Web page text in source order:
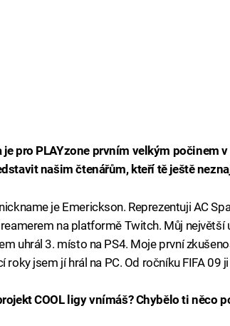
je pro PLAYzone prvním velkým počinem
našim čtenářům, kteří tě ještě
je Emerickson. Reprezentuji AC
na platformě Twitch. Můj největší
uhrál 3. místo na PS4. Moje první
roky jsem jí hrál na PC. Od ročníku FIFA 09
COOL ligy vnímáš? Chybělo ti něco